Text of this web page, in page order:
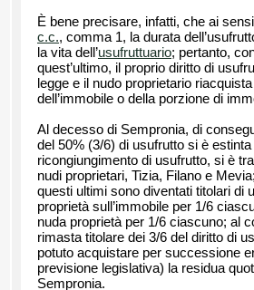
È bene precisare, infatti, che ai sensi
c.c., comma 1, la durata
la vita dell’usufruttuario; pertanto,
quest’ultimo, il proprio diritto di
legge e il nudo proprietario
dell’immobile o della porzione di
Al decesso di Sempronia, di
del 50% (3/6) di usufrutto si è estinta
ricongiungimento di usufrutto, si è
nudi proprietari, Tizia, Filano e
questi ultimi sono diventati titolari di
proprietà sull’immobile per 1/6
nuda proprietà per 1/6 ciascuno; al
rimasta titolare dei 3/6 del diritto di
potuto acquistare per successione
previsione legislativa) la residua
Sempronia.